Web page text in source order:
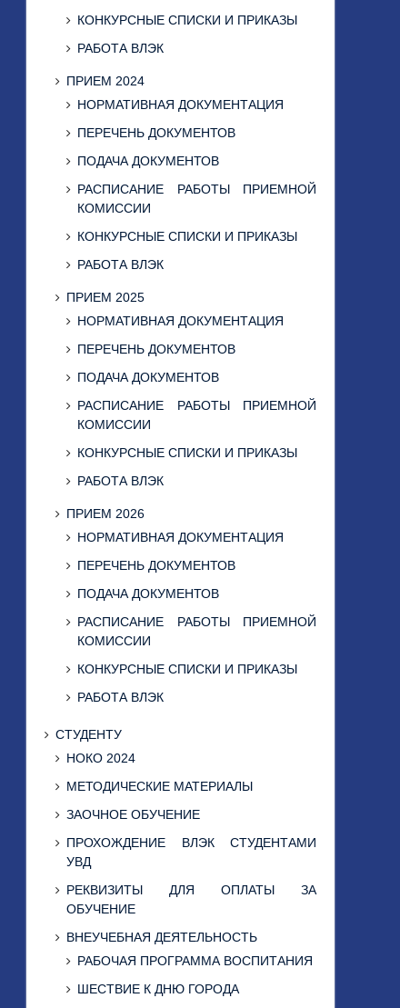
КОНКУРСНЫЕ СПИСКИ И ПРИКАЗЫ
РАБОТА ВЛЭК
ПРИЕМ 2024
НОРМАТИВНАЯ ДОКУМЕНТАЦИЯ
ПЕРЕЧЕНЬ ДОКУМЕНТОВ
ПОДАЧА ДОКУМЕНТОВ
РАСПИСАНИЕ РАБОТЫ ПРИЕМНОЙ
КОМИССИИ
КОНКУРСНЫЕ СПИСКИ И ПРИКАЗЫ
РАБОТА ВЛЭК
ПРИЕМ 2025
НОРМАТИВНАЯ ДОКУМЕНТАЦИЯ
ПЕРЕЧЕНЬ ДОКУМЕНТОВ
ПОДАЧА ДОКУМЕНТОВ
РАСПИСАНИЕ РАБОТЫ ПРИЕМНОЙ
КОМИССИИ
КОНКУРСНЫЕ СПИСКИ И ПРИКАЗЫ
РАБОТА ВЛЭК
ПРИЕМ 2026
НОРМАТИВНАЯ ДОКУМЕНТАЦИЯ
ПЕРЕЧЕНЬ ДОКУМЕНТОВ
ПОДАЧА ДОКУМЕНТОВ
РАСПИСАНИЕ РАБОТЫ ПРИЕМНОЙ
КОМИССИИ
КОНКУРСНЫЕ СПИСКИ И ПРИКАЗЫ
РАБОТА ВЛЭК
СТУДЕНТУ
НОКО 2024
МЕТОДИЧЕСКИЕ МАТЕРИАЛЫ
ЗАОЧНОЕ ОБУЧЕНИЕ
ПРОХОЖДЕНИЕ ВЛЭК СТУДЕНТАМИ
УВД
РЕКВИЗИТЫ ДЛЯ ОПЛАТЫ ЗА
ОБУЧЕНИЕ
ВНЕУЧЕБНАЯ ДЕЯТЕЛЬНОСТЬ
РАБОЧАЯ ПРОГРАММА ВОСПИТАНИЯ
ШЕСТВИЕ К ДНЮ ГОРОДА